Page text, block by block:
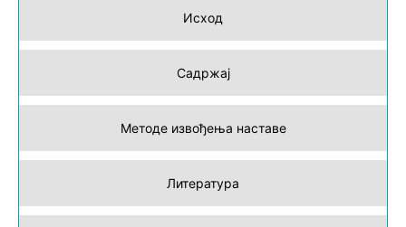
Исход
Садржај
Методе извођења наставе
Литература